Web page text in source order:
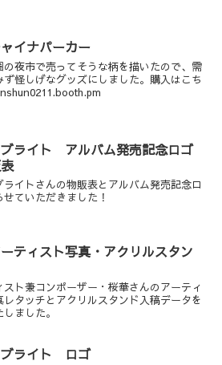
イナパーカー
の夜市で売ってそうな柄を描いたので、需
ず怪しげなグッズにしました。購入はこち
ブライト アルバム発売記念ロゴ
ライトさんの物販表とアルバム発売記念ロ
せていただきました！
ティスト写真・アクリルスタン
スト兼コンポーザー・桜華さんのアーティ
レタッチとアクリルスタンド入稿データを
ました。
ブライト ロゴ